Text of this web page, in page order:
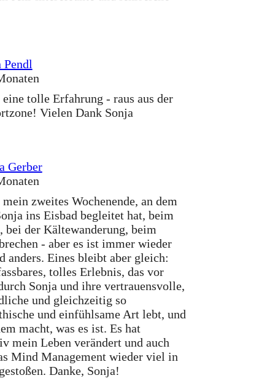
Pendl
eine tolle Erfahrung - raus aus der
Vielen Dank Sonja
Gerber
zweites Wochenende, an dem
ins Eisbad begleitet hat, beim
bei der Kältewanderung, beim
- aber es ist immer wieder
anders. Eines bleibt aber gleich:
tolles Erlebnis, das vor
Sonja und ihre vertrauensvolle,
und gleichzeitig so
und einfühlsame Art lebt, und
macht, was es ist. Es hat
mein Leben verändert und auch
Mind Management wieder viel in
Danke, Sonja!